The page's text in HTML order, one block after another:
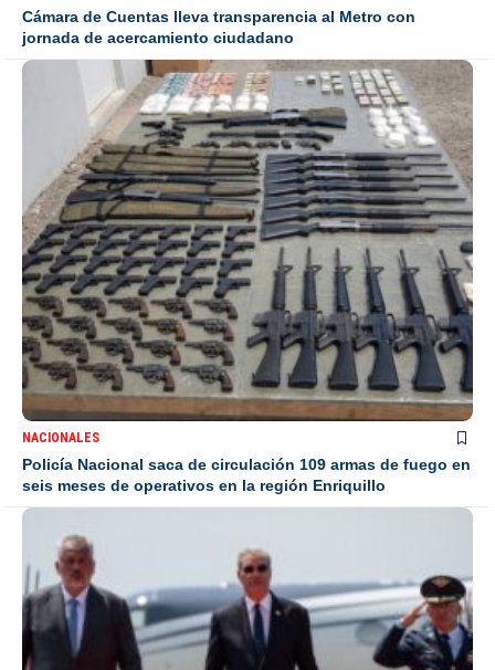
Cámara de Cuentas lleva transparencia al Metro con
jornada de acercamiento ciudadano
NACIONALES
Policía Nacional saca de circulación 109 armas de fuego en
seis meses de operativos en la región Enriquillo